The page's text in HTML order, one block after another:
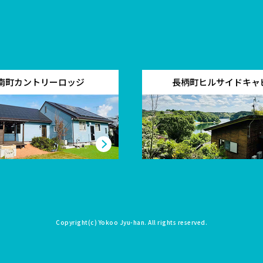
町カントリーロッジ 長柄町ヒルサイドキャ
Copyright(c)Yokoo Jyu-han. All rights reserved.